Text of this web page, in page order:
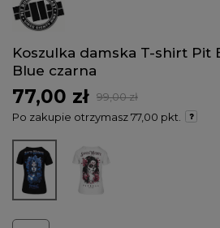
Koszulka damska T-shirt Pit
Blue czarna
77,00 zł
99,00 zł
Po zakupie otrzymasz77,00 pkt.